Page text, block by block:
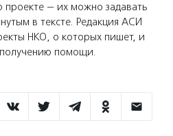
проекте — их можно задавать
в тексте. Редакция АСИ
НКО, о которых пишет, и
получению помощи.